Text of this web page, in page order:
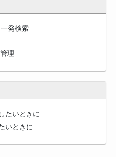
発検索
理
たいときに
いときに